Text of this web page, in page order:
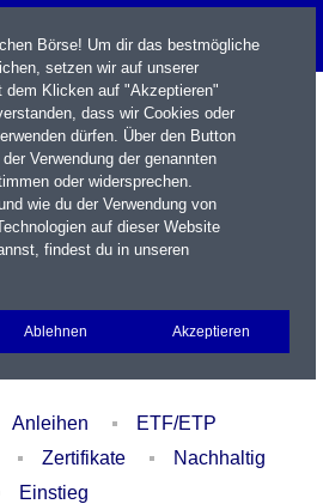
Portfolio Login
Anleihen
ETF/ETP
Zertifikate
Nachhaltig
Einstieg
Börse! Um dir das bestmögliche
setzen wir auf unserer
Klicken auf "Akzeptieren"
dass wir Cookies oder
dürfen. Über den Button
Verwendung der genannten
oder widersprechen.
wie du der Verwendung von
auf dieser Website
findest du in unseren
Ablehnen Akzeptieren